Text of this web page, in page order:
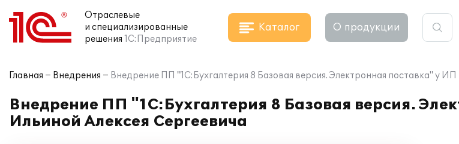
Отраслевые
и специализированные
решения 1С:Предприятие
Каталог О продукции
Главная Внедрения Внедрение ПП "1С:Бухгалтерия 8 Базовая версия. Электронная поставка" у
Внедрение ПП "1С:Бухгалтерия 8 Базовая версия.
Ильиной Алексея Сергеевича